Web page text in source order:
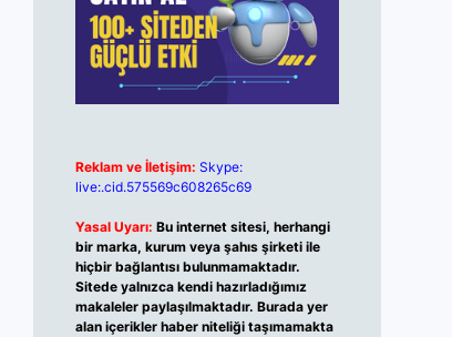
Reklam ve İletişim: Skype:
live:.cid.575569c608265c69
Yasal Uyarı: Bu internet sitesi, herhangi
bir marka, kurum veya şahıs şirketi ile
hiçbir bağlantısı bulunmamaktadır.
Sitede yalnızca kendi hazırladığımız
makaleler paylaşılmaktadır. Burada yer
alan içerikler haber niteliği taşımamakta